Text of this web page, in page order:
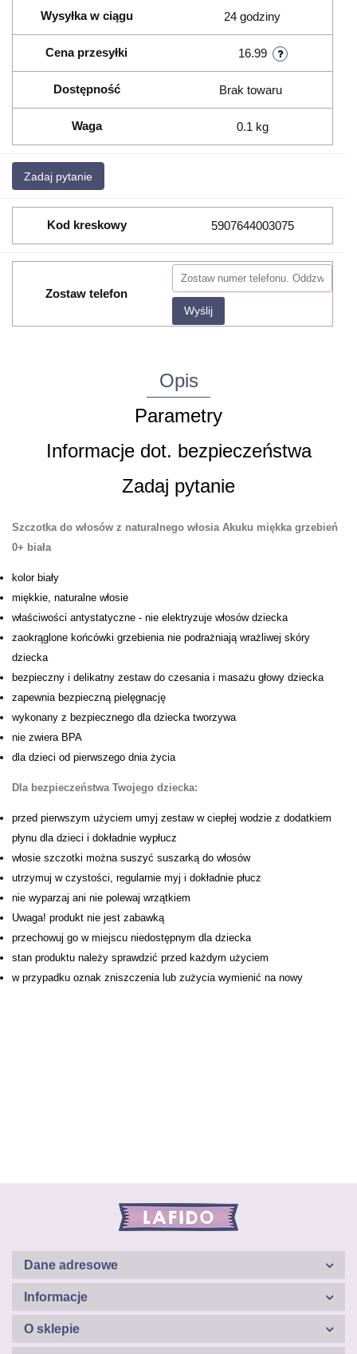
Wysyłka w ciągu 24 godziny
Cena przesyłki 16.99
Dostępność Brak towaru
Waga 0.1 kg
Zadaj pytanie
Kod kreskowy 5907644003075
Zostaw telefon
Wyślij
Opis
Parametry
Informacje dot. bezpieczeństwa
Zadaj pytanie
Szczotka do włosów z naturalnego włosia Akuku miękka grzebień
0+ biała
kolor biały
miękkie, naturalne włosie
właściwości antystatyczne - nie elektryzuje włosów dziecka
zaokrąglone końcówki grzebienia nie podrażniają wrażliwej skóry
dziecka
bezpieczny i delikatny zestaw do czesania i masażu głowy dziecka
zapewnia bezpieczną pielęgnację
wykonany z bezpiecznego dla dziecka tworzywa
nie zwiera BPA
dla dzieci od pierwszego dnia życia
Dla bezpieczeństwa Twojego dziecka:
przed pierwszym użyciem umyj zestaw w ciepłej wodzie z dodatkiem
płynu dla dzieci i dokładnie wypłucz
włosie szczotki można suszyć suszarką do włosów
utrzymuj w czystości, regularnie myj i dokładnie płucz
nie wyparzaj ani nie polewaj wrzątkiem
Uwaga! produkt nie jest zabawką
przechowuj go w miejscu niedostępnym dla dziecka
stan produktu należy sprawdzić przed każdym użyciem
w przypadku oznak zniszczenia lub zużycia wymienić na nowy
Dane adresowe
Informacje
O sklepie